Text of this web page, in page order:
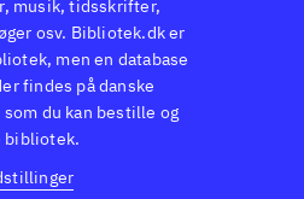
musik, tidsskrifter,
osv. Bibliotek.dk er
men en database
findes på danske
du kan bestille og
bibliotek.